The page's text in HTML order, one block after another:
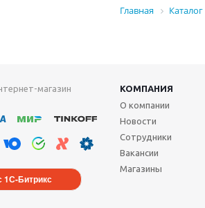
Главная Каталог
магазин
1С-Битрикс
КОМПАНИЯ
О компании
Новости
Сотрудники
Вакансии
Магазины